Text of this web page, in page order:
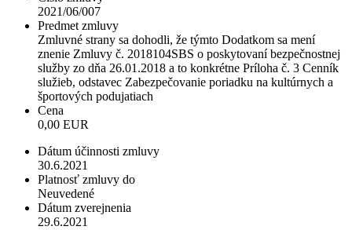
2021/06/007
Predmet zmluvy
Zmluvné strany sa dohodli, že týmto Dodatkom sa mení
znenie Zmluvy č. 2018104SBS o poskytovaní bezpečnostnej
služby zo dňa 26.01.2018 a to konkrétne Príloha č. 3 Cenník
služieb, odstavec Zabezpečovanie poriadku na kultúrnych a
športových podujatiach
Cena
0,00 EUR
Dátum účinnosti zmluvy
30.6.2021
Platnosť zmluvy do
Neuvedené
Dátum zverejnenia
29.6.2021